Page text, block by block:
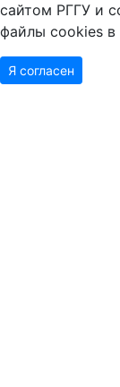
сайтом РГГУ и
файлы cookies в
Я согласен